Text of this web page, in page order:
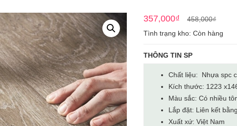
458,000₫Giá
gốc
357,000₫
Giá
hiện
Tình trạng kho: Còn hàng
THÔNG TIN SP
Chất liệu: Nhựa spc
Kích thước: 1223
Màu sắc: Có nhiều
Lắp đặt: Liên kết
Xuất xứ: Việt Nam